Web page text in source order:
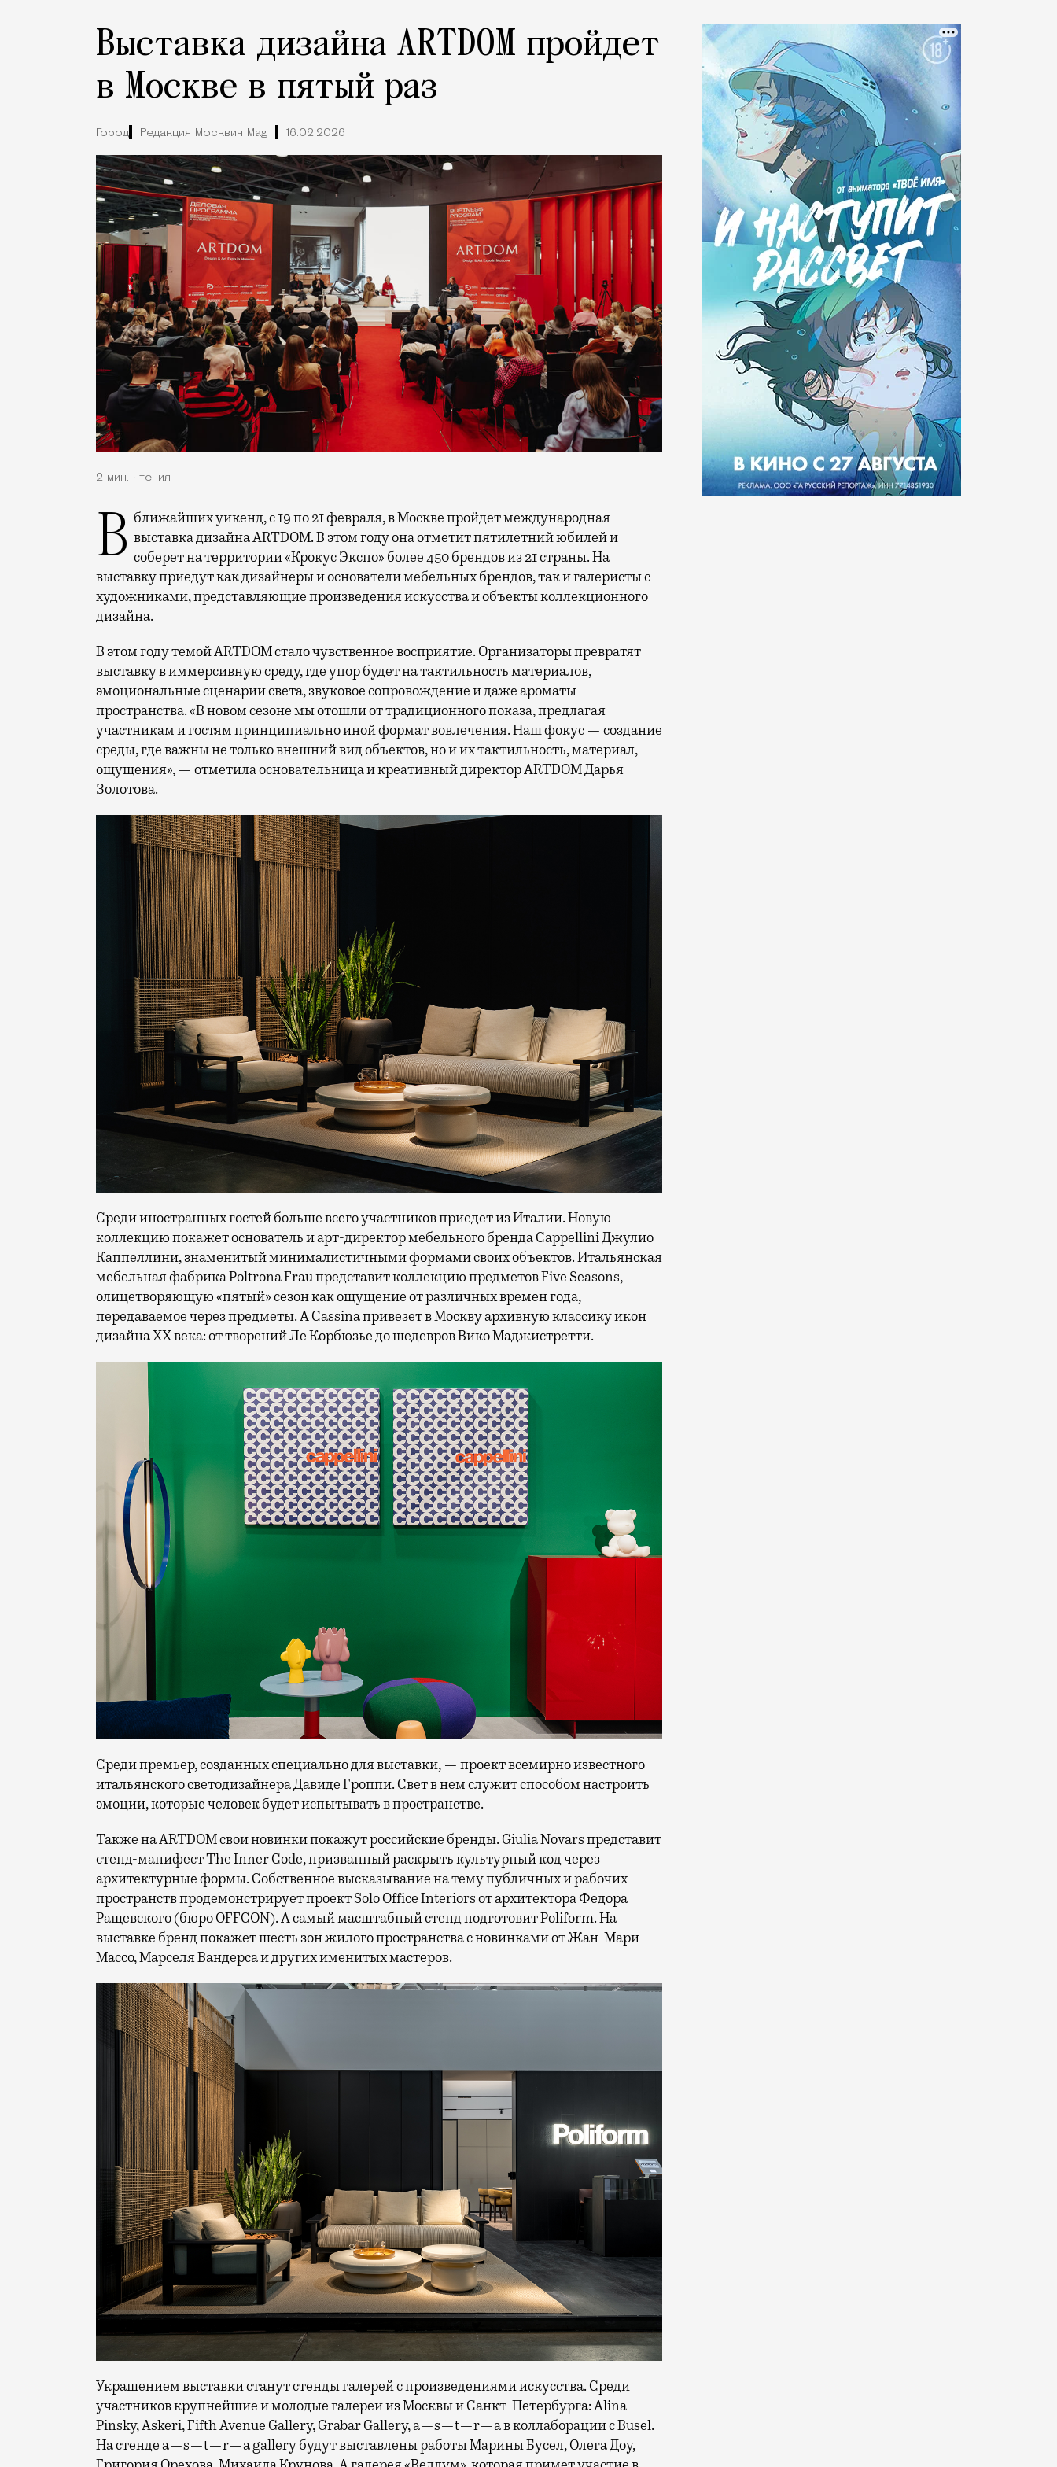
Выставка дизайна ARTDOM пройдет
в Москве в пятый раз
Город Редакция Москвич Mag 16.02.2026
2 мин. чтения
В ближайших уикенд, с 19 по 21 февраля, в Москве пройдет международная выставка дизайна ARTDOM. В этом году она отметит пятилетний юбилей и
соберет на территории «Крокус Экспо» более 450 брендов из 21 страны. На
выставку приедут как дизайнеры и основатели мебельных брендов, так и галеристы с
художниками, представляющие произведения искусства и объекты коллекционного
дизайна.
В этом году темой ARTDOM стало чувственное восприятие. Организаторы превратят
выставку в иммерсивную среду, где упор будет на тактильность материалов,
эмоциональные сценарии света, звуковое сопровождение и даже ароматы
пространства. «В новом сезоне мы отошли от традиционного показа, предлагая
участникам и гостям принципиально иной формат вовлечения. Наш фокус — создание
среды, где важны не только внешний вид объектов, но и их тактильность, материал,
ощущения», — отметила основательница и креативный директор ARTDOM Дарья
Золотова.
Среди иностранных гостей больше всего участников приедет из Италии. Новую
коллекцию покажет основатель и арт-директор мебельного бренда Cappellini Джулио
Каппеллини, знаменитый минималистичными формами своих объектов. Итальянская
мебельная фабрика Poltrona Frau представит коллекцию предметов Five Seasons,
олицетворяющую «пятый» сезон как ощущение от различных времен года,
передаваемое через предметы. А Cassina привезет в Москву архивную классику икон
дизайна XX века: от творений Ле Корбюзье до шедевров Вико Маджистретти.
Среди премьер, созданных специально для выставки, — проект всемирно известного
итальянского светодизайнера Давиде Гроппи. Свет в нем служит способом настроить
эмоции, которые человек будет испытывать в пространстве.
Также на ARTDOM свои новинки покажут российские бренды. Giulia Novars представит
стенд-манифест The Inner Code, призванный раскрыть культурный код через
архитектурные формы. Собственное высказывание на тему публичных и рабочих
пространств продемонстрирует проект Solo Office Interiors от архитектора Федора
Ращевского (бюро OFFCON). А самый масштабный стенд подготовит Poliform. На
выставке бренд покажет шесть зон жилого пространства с новинками от Жан-Мари
Массо, Марселя Вандерса и других именитых мастеров.
Украшением выставки станут стенды галерей с произведениями искусства. Среди
участников крупнейшие и молодые галереи из Москвы и Санкт-Петербурга: Alina
Pinsky, Askeri, Fifth Avenue Gallery, Grabar Gallery, a—s—t—r—a в коллаборации с Busel.
На стенде a—s—t—r—a gallery будут выставлены работы Марины Бусел, Олега Доу,